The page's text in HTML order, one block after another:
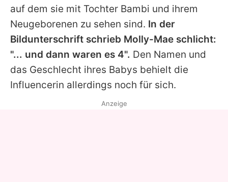
Redaktionelle Richtlinien
Impressum
Datenschutzerklärung
Nutzungsbedingungen
Utiq verwalten
auf dem sie mit Tochter Bambi und ihrem
Neugeborenen zu sehen sind. In der
Bildunterschrift schrieb Molly-Mae schlicht:
"... und dann waren es 4". Den Namen und
das Geschlecht ihres Babys behielt die
Influencerin allerdings noch für sich.
Anzeige